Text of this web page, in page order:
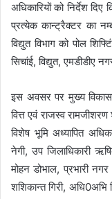
अधिकारियों को निर्देश
प्रत्येक कान्ट्रैक्टर का
विद्युत विभाग को पोल
सिचांई, विद्युत, एमडीडीए
इस अवसर पर मुख्य विकास
वित्त एवं राजस्व
विशेष भूमि अध्यापित
नेगी, उप जिलाधिकारी
मोहन डोभाल, प्रभारी
शशिकान्त गिरी,